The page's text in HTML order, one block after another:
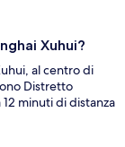
Xuhui?
al centro di
Distretto
minuti di distanza